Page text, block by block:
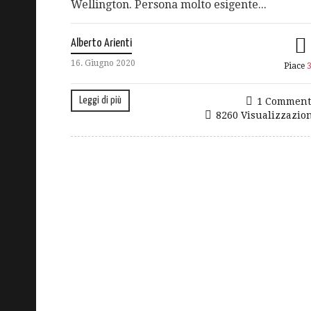
Wellington. Persona molto esigente...
Alberto Arienti
16. Giugno 2020 Piace
Leggi di più
1
8260